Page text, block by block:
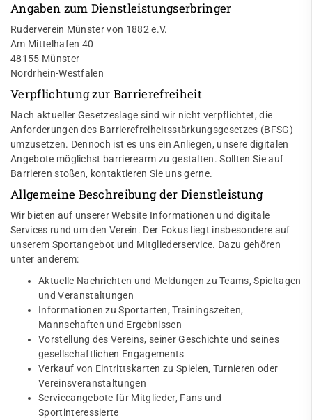
Angaben zum Dienstleistungserbringer
Ruderverein Münster von 1882 e.V.
Am Mittelhafen 40
48155 Münster
Nordrhein-Westfalen
Verpflichtung zur Barrierefreiheit
Nach aktueller Gesetzeslage sind wir nicht verpflichtet, die
Anforderungen des Barrierefreiheitsstärkungsgesetzes (BFSG)
umzusetzen. Dennoch ist es uns ein Anliegen, unsere digitalen
Angebote möglichst barrierearm zu gestalten. Sollten Sie auf
Barrieren stoßen, kontaktieren Sie uns gerne.
Allgemeine Beschreibung der Dienstleistung
Wir bieten auf unserer Website Informationen und digitale
Services rund um den Verein. Der Fokus liegt insbesondere auf
unserem Sportangebot und Mitgliederservice. Dazu gehören
unter anderem:
Aktuelle Nachrichten und Meldungen zu Teams, Spieltagen
und Veranstaltungen
Informationen zu Sportarten, Trainingszeiten,
Mannschaften und Ergebnissen
Vorstellung des Vereins, seiner Geschichte und seines
gesellschaftlichen Engagements
Verkauf von Eintrittskarten zu Spielen, Turnieren oder
Vereinsveranstaltungen
Serviceangebote für Mitglieder, Fans und
Sportinteressierte